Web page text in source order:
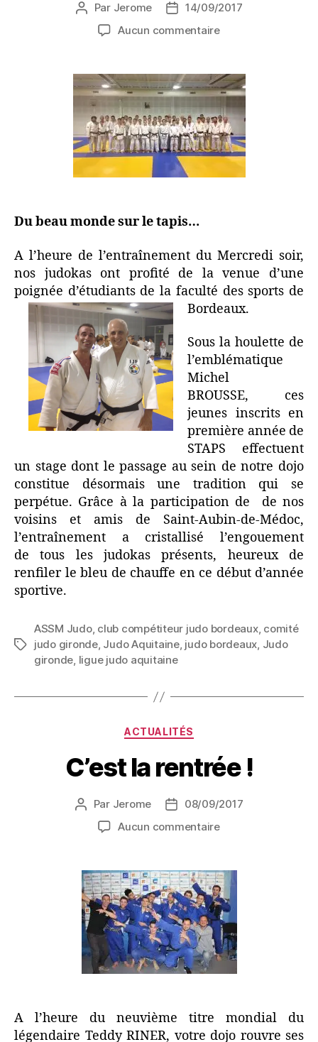
Par Jerome
14/09/2017
Aucun commentaire
Du beau monde sur le tapis…
A l’heure de l’entraînement du Mercredi soir,
nos judokas ont profité de la venue d’une
poignée d’étudiants de la faculté des sports de
Bordeaux.
Sous la houlette de
l’emblématique
Michel
BROUSSE, ces
jeunes inscrits en
première année de
STAPS effectuent
un stage dont le passage au sein de notre dojo
constitue désormais une tradition qui se
perpétue. Grâce à la participation de de nos
voisins et amis de Saint-Aubin-de-Médoc,
l’entraînement a cristallisé l’engouement
de tous les judokas présents, heureux de
renfiler le bleu de chauffe en ce début d’année
sportive.
ASSM Judo, club compétiteur judo bordeaux, comité
judo gironde, Judo Aquitaine, judo bordeaux, Judo
gironde, ligue judo aquitaine
ACTUALITÉS
C’est la rentrée !
Par Jerome
08/09/2017
Aucun commentaire
A l’heure du neuvième titre mondial du
légendaire Teddy RINER, votre dojo rouvre ses